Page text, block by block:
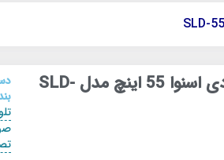
تلویزیون ال ای دی اسنوا 55 اینچ مدل SLD-